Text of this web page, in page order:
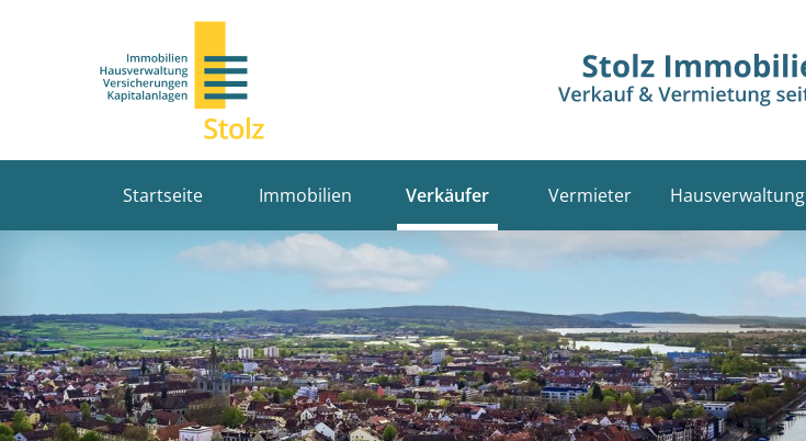
Startseite Immobilien Verkäufer Vermieter Hausverwaltung